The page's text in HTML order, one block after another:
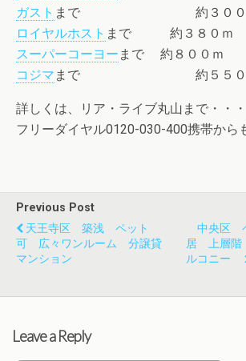
ガスト まで 約３００
ロイヤルホスト まで 約３８０ｍ
スーパーコーヨー まで 約８００ｍ
コジマ まで 約５５０
詳しくは、リア・ライブ丸山まで・・
フリーダイヤル0120-030-400携帯から
Previous Post
天王寺区 築浅 ペット
可 広々ワンルーム 分譲貸
マンション
中央区
居 上層
ルコニー
Leave a Reply